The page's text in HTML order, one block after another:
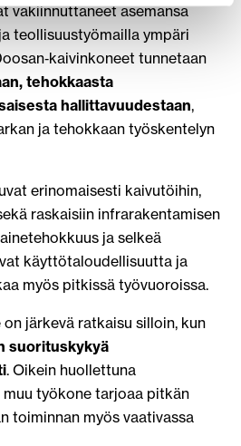
vakiinnuttaneet asemansa
teollisuustyömailla ympäri
tunnetaan
tehokkaasta
hallittavuudestaan,
ja tehokkaan työskentelyn
erinomaisesti kaivutöihin,
raskaisiin infrarakentamisen
ja selkeä
käyttötaloudellisuutta ja
myös pitkissä työvuoroissa.
järkevä ratkaisu silloin, kun
suorituskykyä
. Oikein huollettuna
muu työkone tarjoaa pitkän
toiminnan myös vaativassa